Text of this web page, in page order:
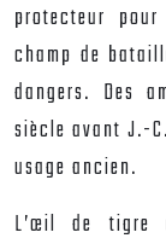
protecteur
champ de
dangers. Des
siècle avant J.-
usage ancien.
L’œil de tigre